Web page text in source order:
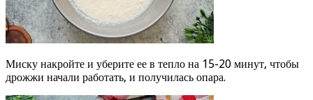
Миску накройте и уберите ее в тепло на 15-20 минут, чтобы
дрожжи начали работать, и получилась опара.